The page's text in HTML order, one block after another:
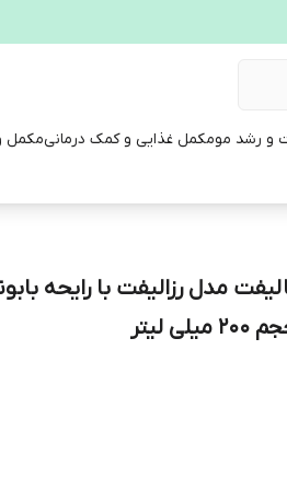
و رشد مومکمل غذایی و کمک درمانیمکمل
مدل رزالیفت با رایحه